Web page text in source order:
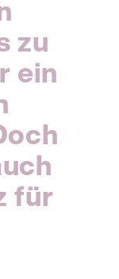
zu
ein
für